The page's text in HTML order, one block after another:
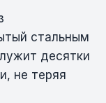
стальным
десятки
не теряя